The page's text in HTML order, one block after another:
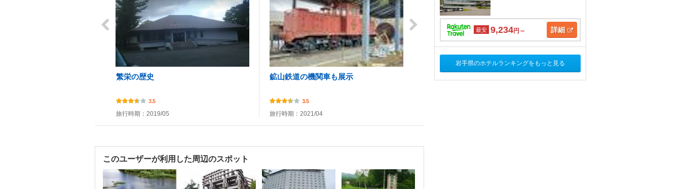
繁栄の歴史
3.5
旅行時期：2019/05
鉱山鉄道の機関車も展示
3.5
旅行時期：2021/04
このユーザーが利用した周辺のスポット
最安 9,234円～ 詳細
岩手県のホテルランキングをもっと見る